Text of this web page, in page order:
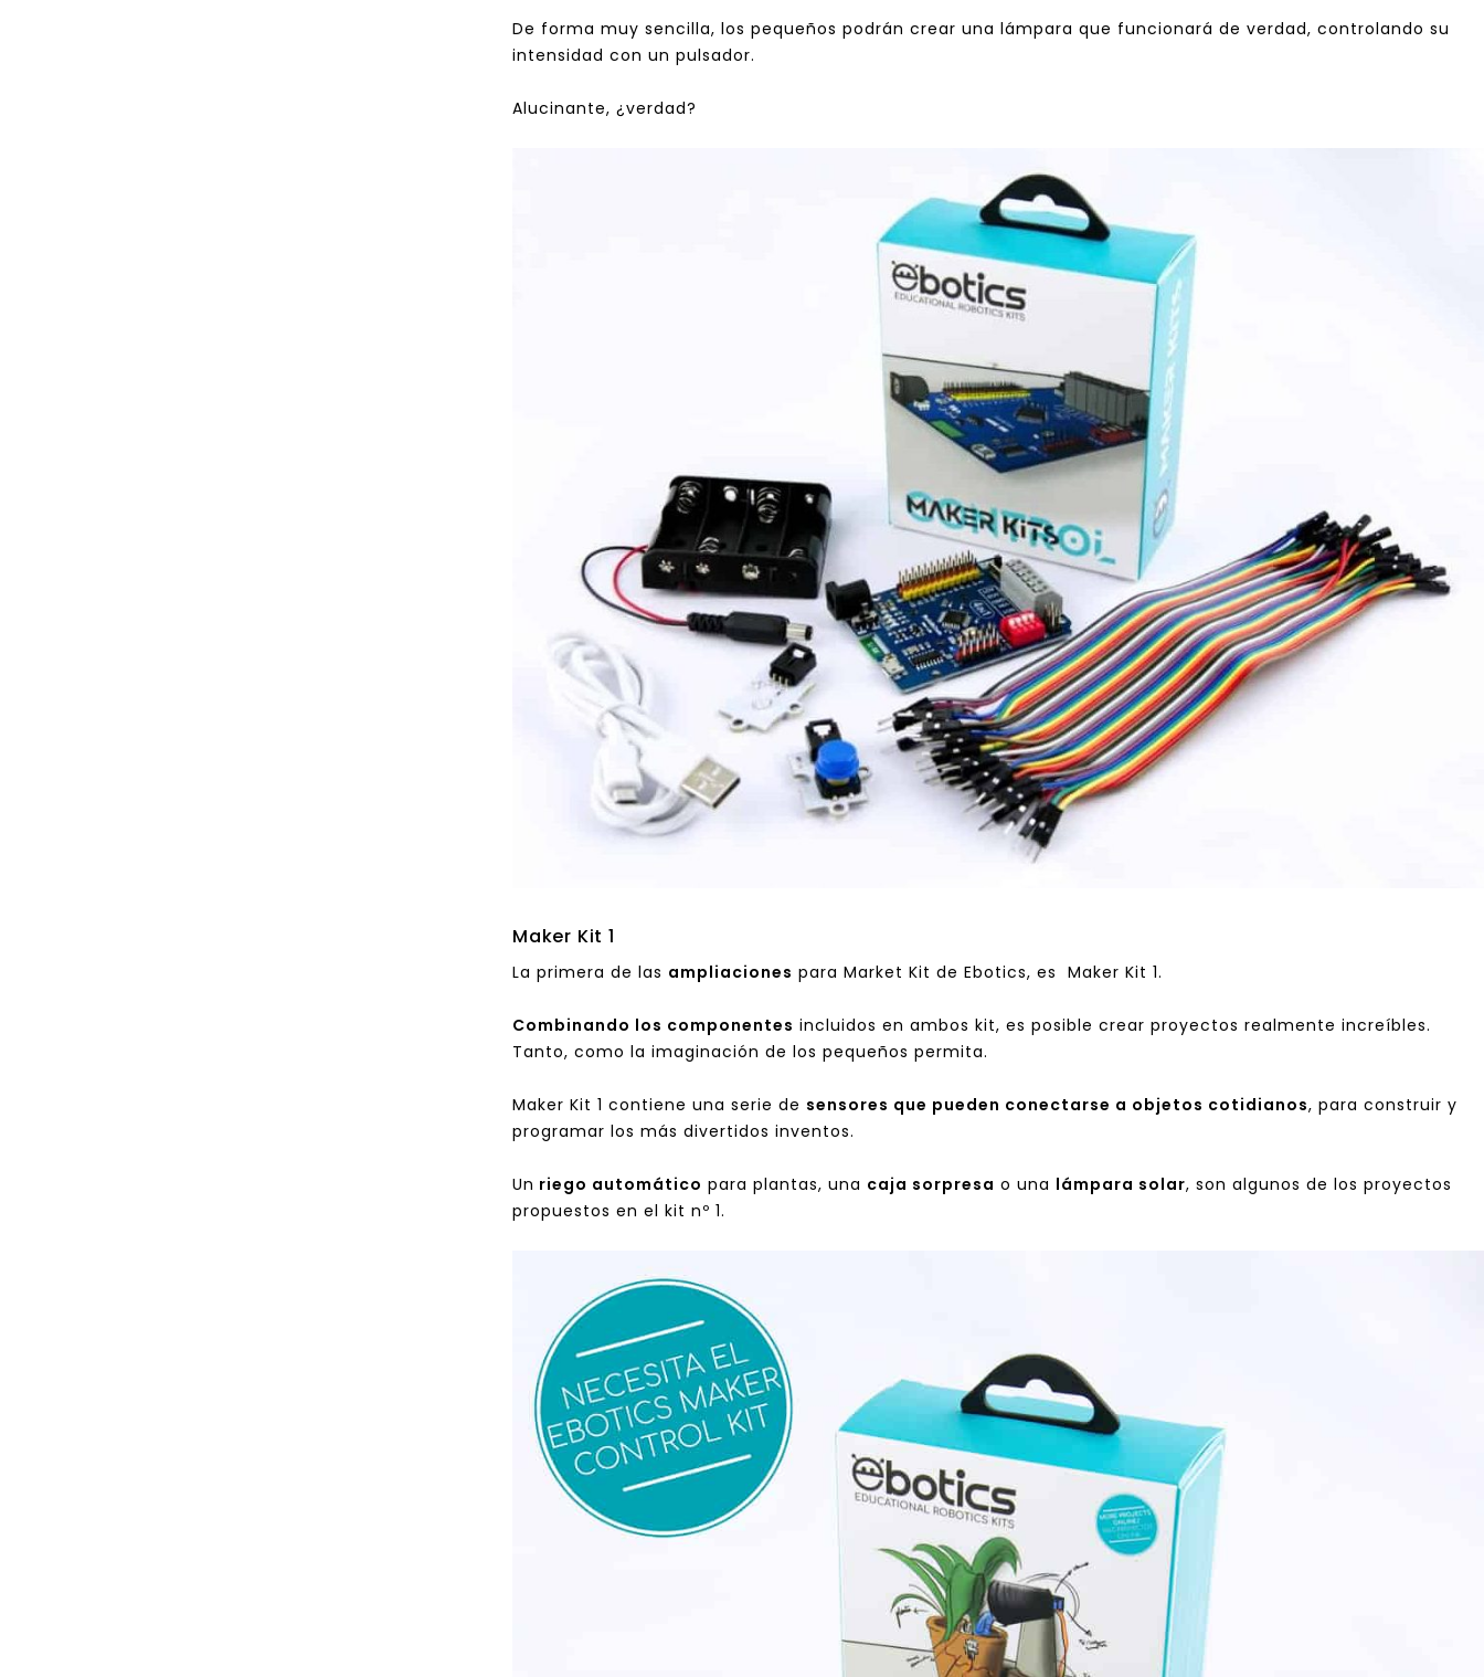
De forma muy sencilla, los pequeños podrán crear una lámpara que funcionará de verdad, controlando su
intensidad con un pulsador.
Alucinante, ¿verdad?
Maker Kit 1
La primera de las ampliaciones para Market Kit de Ebotics, es Maker Kit 1.
Combinando los componentes incluidos en ambos kit, es posible crear proyectos realmente increíbles.
Tanto, como la imaginación de los pequeños permita.
Maker Kit 1 contiene una serie de sensores que pueden conectarse a objetos cotidianos, para construir y
programar los más divertidos inventos.
Un riego automático para plantas, una caja sorpresa o una lámpara solar, son algunos de los proyectos
propuestos en el kit nº 1.